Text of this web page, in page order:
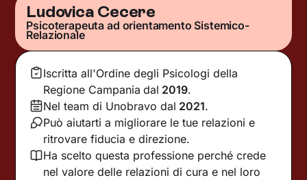
Ludovica Cecere
Psicoterapeuta ad orientamento Sistemico-
Relazionale
Iscritta all'Ordine degli Psicologi della
Regione Campania dal 2019.
Nel team di Unobravo dal 2021.
Può aiutarti a migliorare le tue relazioni e
ritrovare fiducia e direzione.
Ha scelto questa professione perché crede
nel valore delle relazioni di cura e nel loro